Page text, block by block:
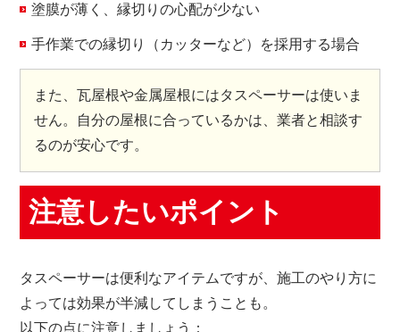
塗膜が薄く、縁切りの心配が少ない
手作業での縁切り（カッターなど）を採用する場合
また、瓦屋根や金属屋根にはタスペーサーは使いま
せん。自分の屋根に合っているかは、業者と相談す
るのが安心です。
注意したいポイント
タスペーサーは便利なアイテムですが、施工のやり方に
よっては効果が半減してしまうことも。
以下の点に注意しましょう：